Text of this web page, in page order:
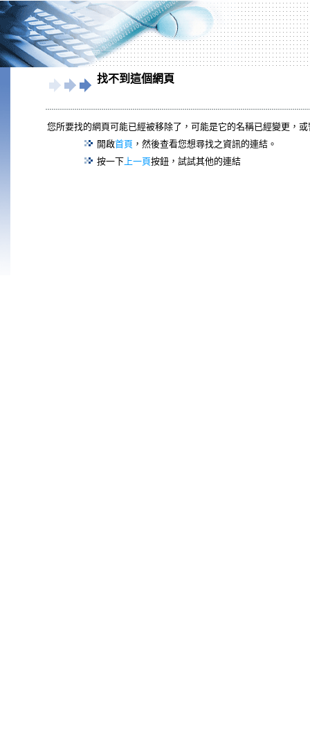
找不到這個網頁
您所要找的網頁可能已經被移除了，可能是它的名稱已經變更，
開啟首頁 ，然後查看您想尋找之資訊的連結。
按一下上一頁按鈕，試試其他的連結